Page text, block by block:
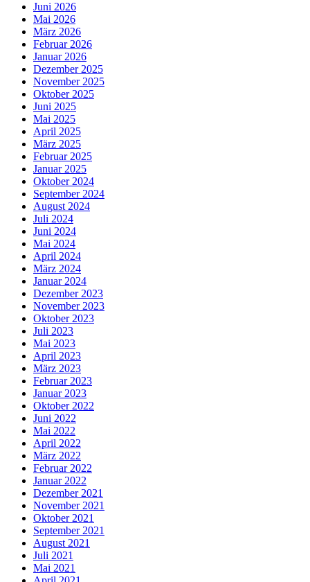
Juni 2026
Mai 2026
März 2026
Februar 2026
Januar 2026
Dezember 2025
November 2025
Oktober 2025
Juni 2025
Mai 2025
April 2025
März 2025
Februar 2025
Januar 2025
Oktober 2024
September 2024
August 2024
Juli 2024
Juni 2024
Mai 2024
April 2024
März 2024
Januar 2024
Dezember 2023
November 2023
Oktober 2023
Juli 2023
Mai 2023
April 2023
März 2023
Februar 2023
Januar 2023
Oktober 2022
Juni 2022
Mai 2022
April 2022
März 2022
Februar 2022
Januar 2022
Dezember 2021
November 2021
Oktober 2021
September 2021
August 2021
Juli 2021
Mai 2021